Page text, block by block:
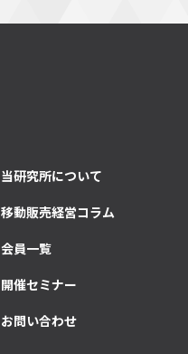
当研究所について
移動販売経営コラム
会員一覧
開催セミナー
お問い合わせ